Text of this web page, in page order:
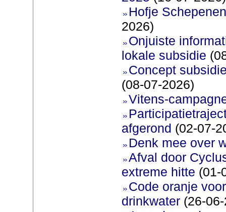
Hofje
2026)
Onjuiste
lokale subsidie
Concept
(08-07-2026)
Vitens-
afgerond (02-07-
Denk mee over
Afval door
extreme hitte (01-
Code oranje
drinkwater(26-06-